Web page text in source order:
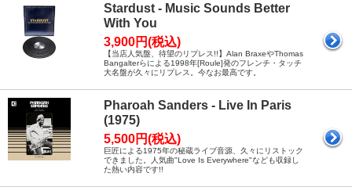
Stardust - Music Sounds Better
With You
3,900円(税込)
【当店人気盤、待望のリプレス!!】Alan BraxeやThomas
Bangalterらによる1998年[Roule]発のフレンチ・タッチ
大名盤が久々にリプレス。今なお最高です。
Pharoah Sanders - Live In Paris
(1975)
5,500円(税込)
巨匠による1975年の秘蔵ライブ音源、久々にリストック
できました。人気曲"Love Is Everywhere"なども収録し
た熱い内容です!!